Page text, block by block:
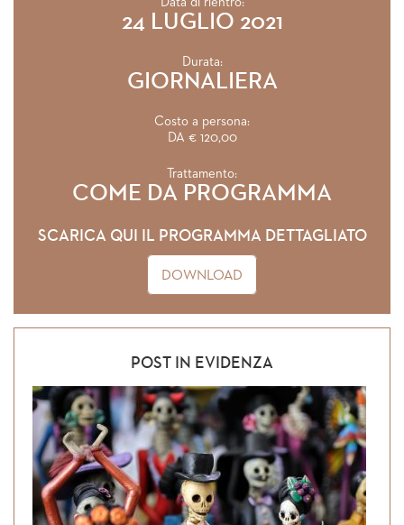
24 LUGLIO 2021
Durata:
GIORNALIERA
Costo a persona:
DA € 120,00
Trattamento:
COME DA PROGRAMMA
SCARICA QUI IL PROGRAMMA DETTAGLIATO
DOWNLOAD
POST IN EVIDENZA